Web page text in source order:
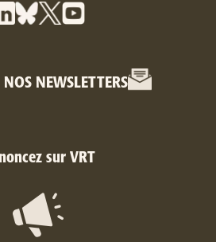
NOS NEWSLETTERS
sur VRT